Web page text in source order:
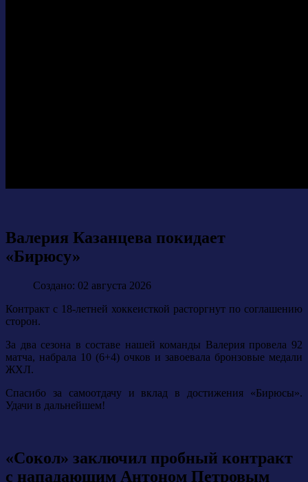
Валерия Казанцева покидает
«Бирюсу»
Создано: 02 августа 2026
Контракт с 18-летней хоккеисткой расторгнут по соглашению
сторон.
За два сезона в составе нашей команды Валерия провела 92
матча, набрала 10 (6+4) очков и завоевала бронзовые медали
ЖХЛ.
Спасибо за самоотдачу и вклад в достижения «Бирюсы».
Удачи в дальнейшем!
«Сокол» заключил пробный контракт
с нападающим Антоном Петровым